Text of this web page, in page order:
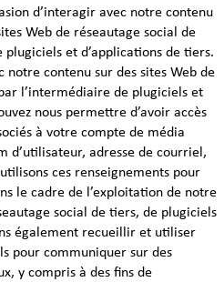
d’interagir avec notre contenu
Web de réseautage social de
et d’applications de tiers.
notre contenu sur des sites Web de
l’intermédiaire de plugiciels et
nous permettre d’avoir accès
à votre compte de média
d’utilisateur, adresse de courriel,
ces renseignements pour
le cadre de l’exploitation de notre
social de tiers, de plugiciels
également recueillir et utiliser
pour communiquer sur des
y compris à des fins de